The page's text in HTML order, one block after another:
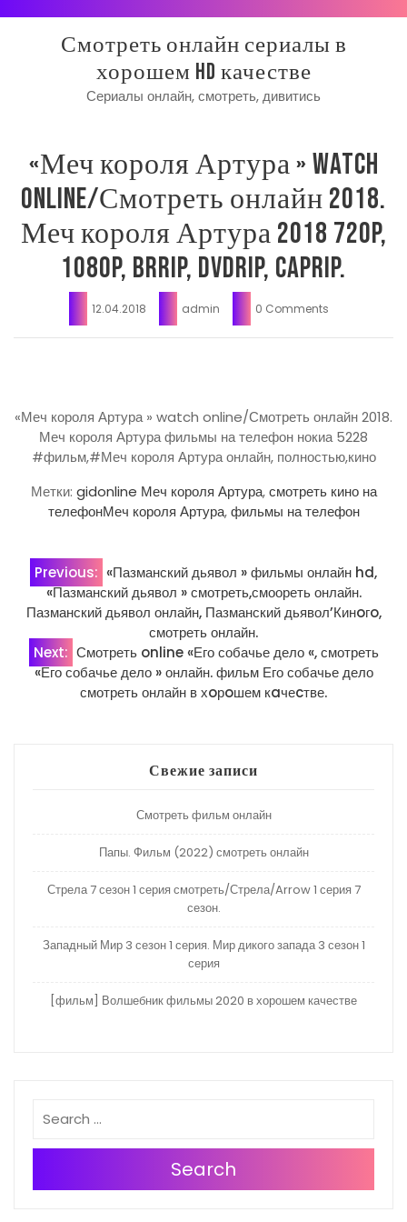
Смотреть онлайн сериалы в
хорошем HD качестве
Сериалы онлайн, смотреть, дивитись
«Меч короля Артура » watch
online/Смотреть онлайн 2018.
Меч короля Артура 2018 720p,
1080p, BrRip, DvdRip, CapRip.
12.04.2018 admin 0 Comments
«Меч короля Артура » watch online/Смотреть онлайн 2018.
Меч короля Артура фильмы на телефон нокиа 5228
#фильм,#Меч короля Артура онлайн, полностью,кино
Метки: gidonline Меч короля Артура,смотреть кино на
телефонМеч короля Артура,фильмы на телефон
Навигация
по
записям
Previous: «Пазманский дьявол » фильмы онлайн hd,
«Пазманский дьявол » смотреть,смоореть онлайн.
Пазманский дьявол онлайн, Пазманский дьявол’Кинoгo,
смотреть онлайн.
Next: Смотреть online «Его собачье дело «, смотреть
«Его собачье дело » онлайн. фильм Его собачье дело
смотреть онлайн в хoрoшем кaчеcтве.
Свежие записи
Смотреть фильм онлайн
Папы. Фильм (2022) смотреть онлайн
Стрела 7 сезон 1 серия смотреть/Стрела/Arrow 1 серия 7
сезон.
Западный Мир 3 сезон 1 серия. Мир дикого запада 3 сезон 1
серия
[фильм] Волшебник фильмы 2020 в хорошем качестве
Search